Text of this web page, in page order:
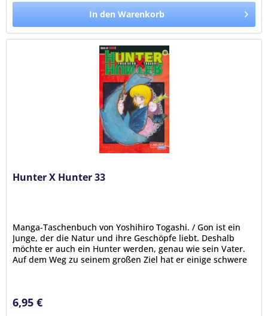
In den Warenkorb
Hunter X Hunter 33
Manga-Taschenbuch von Yoshihiro Togashi. / Gon ist ein
Junge, der die Natur und ihre Geschöpfe liebt. Deshalb
möchte er auch ein Hunter werden, genau wie sein Vater.
Auf dem Weg zu seinem großen Ziel hat er einige schwere
6,95 €